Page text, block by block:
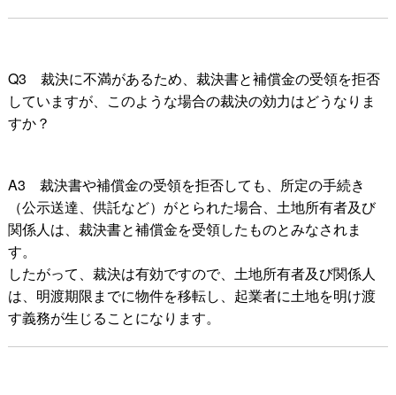
Q3 裁決に不満があるため、裁決書と補償金の受領を拒否
していますが、このような場合の裁決の効力はどうなりま
すか？
A3 裁決書や補償金の受領を拒否しても、所定の手続き
（公示送達、供託など）がとられた場合、土地所有者及び
関係人は、裁決書と補償金を受領したものとみなされま
す。
したがって、裁決は有効ですので、土地所有者及び関係人
は、明渡期限までに物件を移転し、起業者に土地を明け渡
す義務が生じることになります。